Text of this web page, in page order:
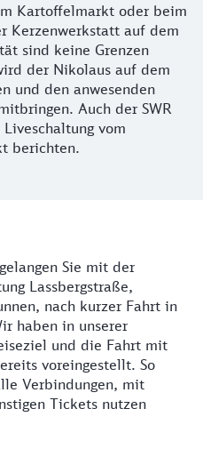
Kartoffelmarkt oder beim
Kerzenwerkstatt auf dem
sind keine Grenzen
der Nikolaus auf dem
und den anwesenden
Auch der SWR
vom
berichten.
Sie mit der
Lassbergstraße,
nach kurzer Fahrt in
haben in unserer
und die Fahrt mit
voreingestellt. So
Verbindungen, mit
Tickets nutzen